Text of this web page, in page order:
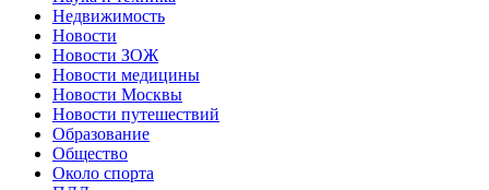
Недвижимость
Новости
Новости ЗОЖ
Новости медицины
Новости Москвы
Новости путешествий
Образование
Общество
Около спорта